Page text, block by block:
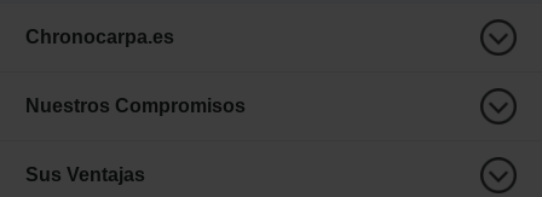
Chronocarpa.es
Nuestros Compromisos
Sus Ventajas